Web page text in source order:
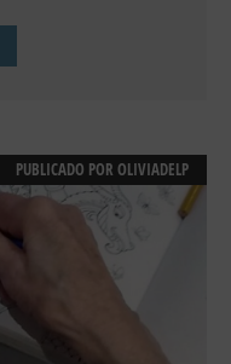
PUBLICADO POR OLIVIADELP